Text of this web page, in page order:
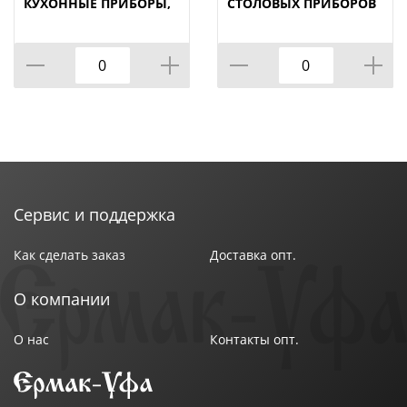
КОР=18ШТ.
(КОР=18ШТ.)
Сервис и поддержка
Как сделать заказ Доставка опт.
О компании
О нас Контакты опт.